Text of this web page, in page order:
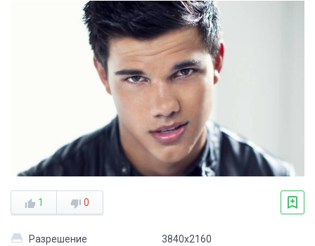
1 0
Разрешение 3840x2160